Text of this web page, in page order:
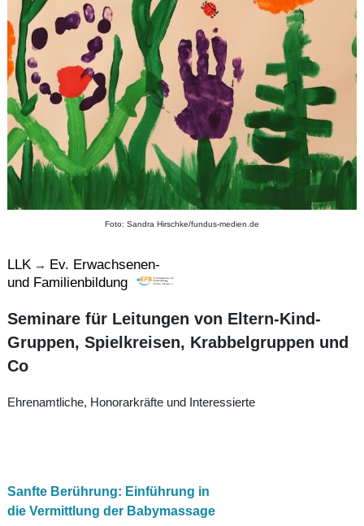
Foto: Sandra Hirschke/fundus-medien.de
LLK → Ev. Erwachsenen-
und Familienbildung
Seminare für Leitungen von Eltern-Kind-
Gruppen, Spielkreisen, Krabbelgruppen und
Co
Ehrenamtliche, Honorarkräfte und Interessierte
Sanfte Berührung: Einführung in
die Vermittlung der Babymassage